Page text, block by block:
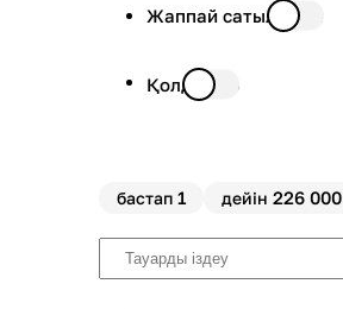
Жаппай сатылымда
Қолда бар
бастап 1 дейін 226 000